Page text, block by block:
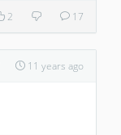
2 17
11 years ago